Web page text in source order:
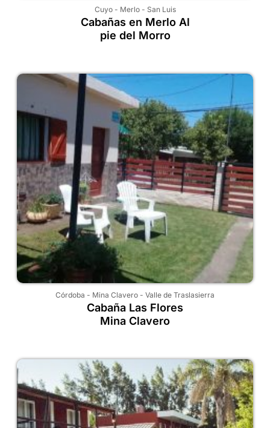
Cuyo- Merlo- San Luis
Cabañas en Merlo Al
pie del Morro
Córdoba - Mina Clavero - Valle de Traslasierra
Cabaña Las Flores
Mina Clavero